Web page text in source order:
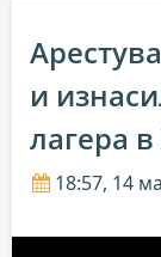
и
лагера
18:57, 14